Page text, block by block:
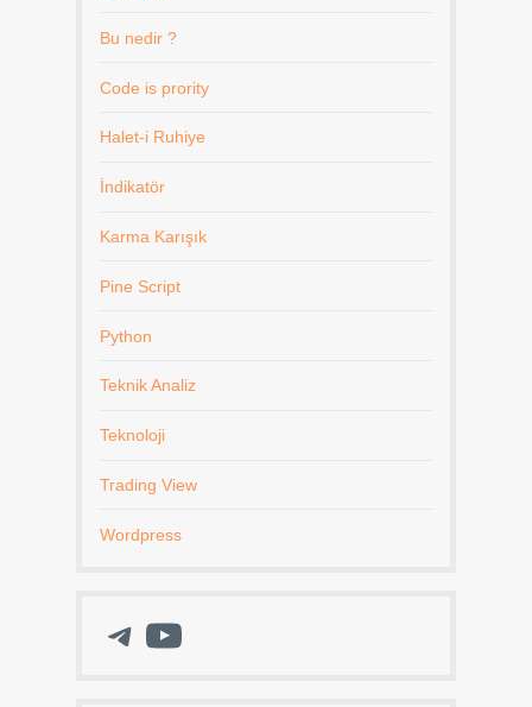
Bu nedir ?
Code is prority
Halet-i Ruhiye
İndikatör
Karma Karışık
Pine Script
Python
Teknik Analiz
Teknoloji
Trading View
Wordpress
Telegram
YouTube